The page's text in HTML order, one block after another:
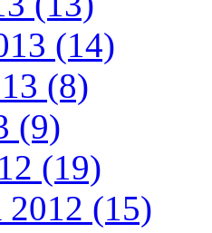
(14)
(8)
(9)
(19)
2012 (15)